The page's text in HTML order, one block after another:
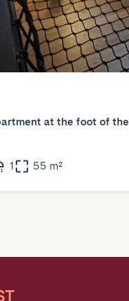
at the foot of
1 55 m²